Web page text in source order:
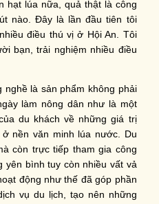
hạt lúa nữa, quả thật là công
nào. Đây là lần đầu tiên tôi
điều thú vị ở Hội An. Tôi
bạn, trải nghiệm nhiều điều
là sản phẩm không phải
làm nông dân như là một
du khách về những giá trị
nền văn minh lúa nước. Du
còn trực tiếp tham gia công
yên bình tuy còn nhiều vất vả
động như thế đã góp phần
vụ du lịch, tạo nên những